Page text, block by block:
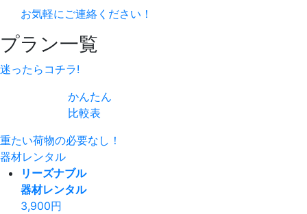
お気軽にご連絡ください！
プラン一覧
迷ったらコチラ!
かんたん
比較表
重たい荷物の必要なし！
器材レンタル
リーズナブル
器材レンタル
3,900円